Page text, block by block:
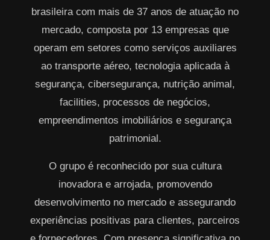
brasileira com mais de 37 anos de atuação no
mercado, composta por 13 empresas que
operam em setores como serviços auxiliares
ao transporte aéreo, tecnologia aplicada à
segurança, cibersegurança, nutrição animal,
facilities, processos de negócios,
empreendimentos imobiliários e segurança
patrimonial.
O grupo é reconhecido por sua cultura
inovadora e arrojada, promovendo
desenvolvimento no mercado e assegurando
experiências positivas para clientes, parceiros